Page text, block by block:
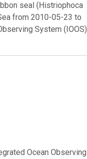
seal (Histriophoca
from 2010-05-23 to
System (IOOS)
Ocean Observing